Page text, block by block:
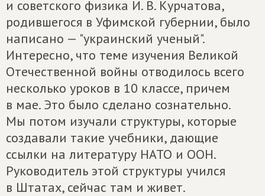
и советского физика И. В. Курчатова,
родившегося в Уфимской губернии, было
написано — "украинский ученый".
Интересно, что теме изучения Великой
Отечественной войны отводилось всего
несколько уроков в 10 классе, причем
в мае. Это было сделано сознательно.
Мы потом изучали структуры, которые
создавали такие учебники, дающие
ссылки на литературу НАТО и ООН.
Руководитель этой структуры учился
в Штатах, сейчас там и живет.